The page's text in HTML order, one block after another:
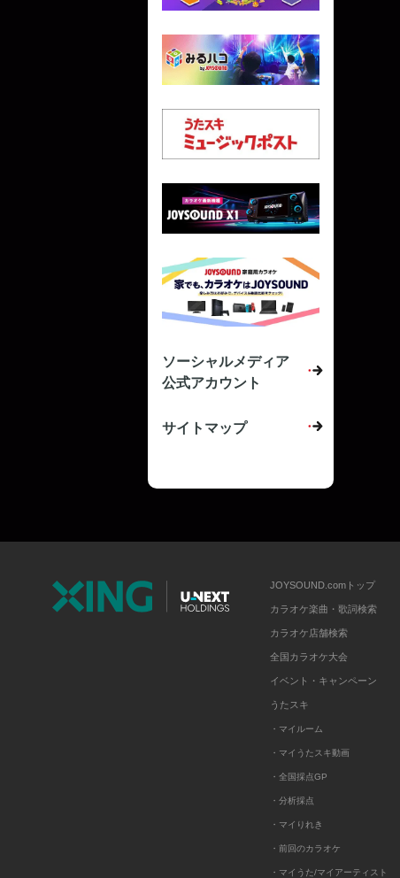
ソーシャルメディア
公式アカウント
サイトマップ
JOYSOUND.comトップ
カラオケ楽曲・歌詞検索
カラオケ店舗検索
全国カラオケ大会
イベント・キャンペーン
うたスキ
・マイルーム
・マイうたスキ動画
・全国採点GP
・分析採点
・マイりれき
・前回のカラオケ
・マイうた/マイアーティスト